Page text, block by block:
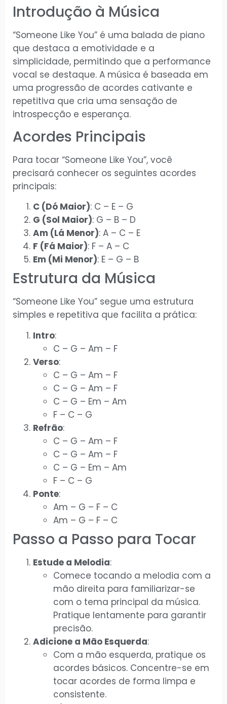
Introdução à Música
“Someone Like You” é uma balada de piano
que destaca a emotividade e a
simplicidade, permitindo que a performance
vocal se destaque. A música é baseada em
uma progressão de acordes cativante e
repetitiva que cria uma sensação de
introspecção e esperança.
Acordes Principais
Para tocar “Someone Like You”, você
precisará conhecer os seguintes acordes
principais:
C (Dó Maior): C – E – G
G (Sol Maior): G – B – D
Am (Lá Menor): A – C – E
F (Fá Maior): F – A – C
Em (Mi Menor): E – G – B
Estrutura da Música
“Someone Like You” segue uma estrutura
simples e repetitiva que facilita a prática:
Intro:
C – G – Am – F
Verso:
C – G – Am – F
C – G – Am – F
C – G – Em – Am
F – C – G
Refrão:
C – G – Am – F
C – G – Am – F
C – G – Em – Am
F – C – G
Ponte:
Am – G – F – C
Am – G – F – C
Passo a Passo para Tocar
Estude a Melodia:
Comece tocando a melodia com a
mão direita para familiarizar-se
com o tema principal da música.
Pratique lentamente para garantir
precisão.
Adicione a Mão Esquerda:
Com a mão esquerda, pratique os
acordes básicos. Concentre-se em
tocar acordes de forma limpa e
consistente.